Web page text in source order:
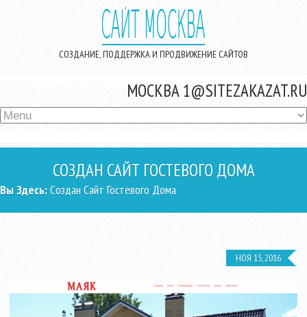
Перейти к основному содержанию
СОЗДАНИЕ, ПОДДЕРЖКА И ПРОДВИЖЕНИЕ САЙТОВ
МОСКВА1@SITEZAKAZAT.RU
СОЗДАН САЙТ ГОСТЕВОГО ДОМА
ВЫ ЗДЕСЬ
Вы Здесь:Создан Сайт Гостевого Дома
НОЯ 15, 2016